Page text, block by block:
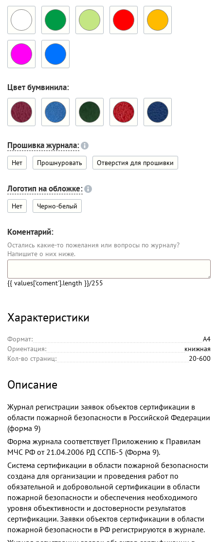
Цвет бумвинила:
Прошивка журнала:
Нет Прошнуровать Отверстия для прошивки
Логотип на обложке:
Нет Черно-белый
Коментарий:
Остались какие-то пожелания или вопросы по журналу?
Напишите о них ниже.
{{ values['coment'].length }}/255
Характеристики
Формат:
А4
Ориентация:
книжная
Кол-во страниц:
20-600
Описание
Журнал регистрации заявок объектов сертификации в
области пожарной безопасности в Российской Федерации
(форма 9)
Форма журнала соответствует Приложению к Правилам
МЧС РФ от 21.04.2006 РД ССПБ-5 (Форма 9).
Система сертификации в области пожарной безопасности
создана для организации и проведения работ по
обязательной и добровольной сертификации в области
пожарной безопасности и обеспечения необходимого
уровня объективности и достоверности результатов
сертификации. Заявки объектов сертификации в области
пожарной безопасности в РФ регистрируются в журнале.